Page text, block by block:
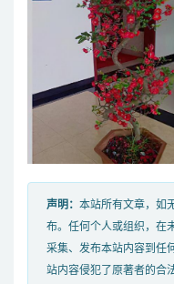
声明： 本站所有文章，如
布。任何个人或组织，在
采集、发布本站内容到任
站内容侵犯了原著者的合